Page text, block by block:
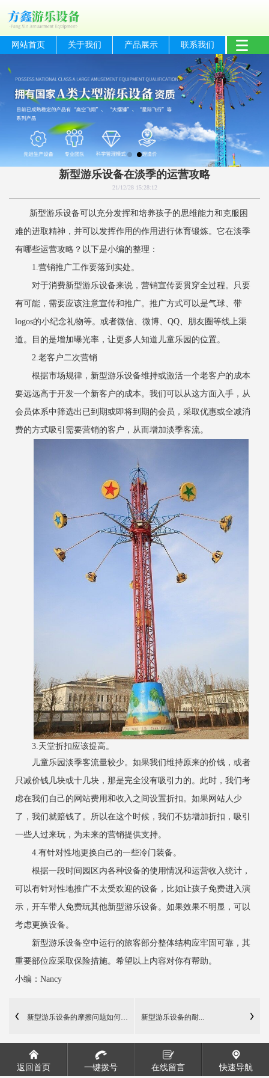
网站首页 关于我们 产品展示 联系我们
新型游乐设备在淡季的运营攻略
21/12/28 15:28:12
新型游乐设备可以充分发挥和培养孩子的思维能力和克服困
难的进取精神，并可以发挥作用的作用进行体育锻炼。它在淡季
有哪些运营攻略？以下是小编的整理：
1.营销推广工作要落到实处。
对于消费新型游乐设备来说，营销宣传要贯穿全过程。只要
有可能，需要应该注意宣传和推广。推广方式可以是气球、带
logos的小纪念礼物等。或者微信、微博、QQ、朋友圈等线上渠
道。目的是增加曝光率，让更多人知道儿童乐园的位置。
2.老客户二次营销
根据市场规律，新型游乐设备维持或激活一个老客户的成本
要远远高于开发一个新客户的成本。我们可以从这方面入手，从
会员体系中筛选出已到期或即将到期的会员，采取优惠或全减消
费的方式吸引需要营销的客户，从而增加淡季客流。
3.天堂折扣应该提高。
儿童乐园淡季客流量较少。如果我们维持原来的价钱，或者
只减价钱几块或十几块，那是完全没有吸引力的。此时，我们考
虑在我们自己的网站费用和收入之间设置折扣。如果网站人少
了，我们就赔钱了。所以在这个时候，我们不妨增加折扣，吸引
一些人过来玩，为未来的营销提供支持。
4.有针对性地更换自己的一些冷门装备。
根据一段时间园区内各种设备的使用情况和运营收入统计，
可以有针对性地推广不太受欢迎的设备，比如让孩子免费进入演
示，开车带人免费玩其他新型游乐设备。如果效果不明显，可以
考虑更换设备。
新型游乐设备空中运行的旅客部分整体结构应牢固可靠，其
重要部位应采取保险措施。希望以上内容对你有帮助。
小编：Nancy
新型游乐设备的摩擦问题如何解决 新型游乐设备的耐...
返回首页 一键拨号 在线留言 快速导航